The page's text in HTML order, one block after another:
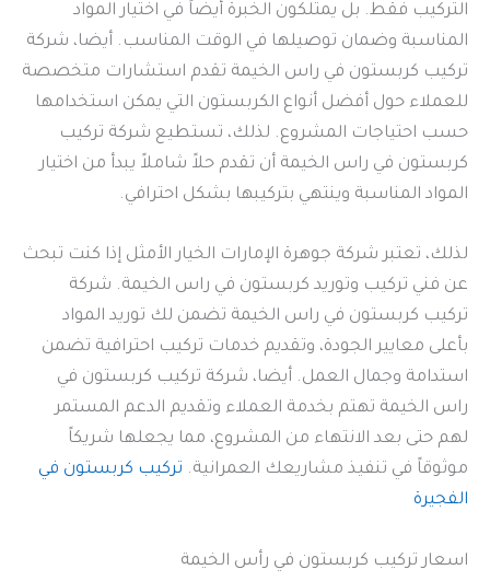
التركيب فقط. بل يمتلكون الخبرة أيضاً في اختيار المواد
المناسبة وضمان توصيلها في الوقت المناسب. أيضا، شركة
تركيب كربستون في راس الخيمة تقدم استشارات متخصصة
للعملاء حول أفضل أنواع الكربستون التي يمكن استخدامها
حسب احتياجات المشروع. لذلك، تستطيع شركة تركيب
كربستون في راس الخيمة أن تقدم حلاً شاملاً يبدأ من اختيار
المواد المناسبة وينتهي بتركيبها بشكل احترافي.
لذلك، تعتبر شركة جوهرة الإمارات الخيار الأمثل إذا كنت تبحث
عن فني تركيب وتوريد كربستون في راس الخيمة. شركة
تركيب كربستون في راس الخيمة تضمن لك توريد المواد
بأعلى معايير الجودة، وتقديم خدمات تركيب احترافية تضمن
استدامة وجمال العمل. أيضا، شركة تركيب كربستون في
راس الخيمة تهتم بخدمة العملاء وتقديم الدعم المستمر
لهم حتى بعد الانتهاء من المشروع، مما يجعلها شريكاً
موثوقاً في تنفيذ مشاريعك العمرانية. تركيب كربستون في
الفجيرة
اسعار تركيب كربستون في رأس الخيمة